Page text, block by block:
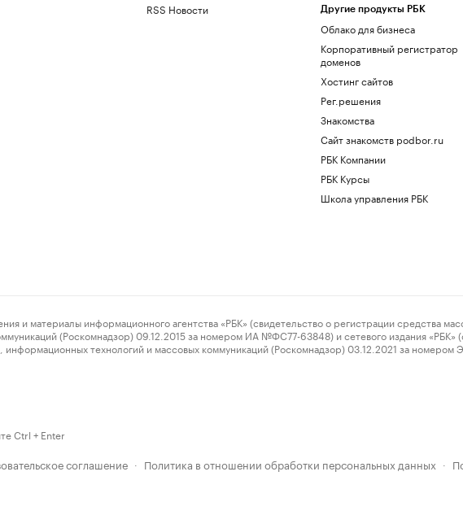
RSS Новости Другие продукты РБК
Облако для бизнеса
Корпоративный регистратор
доменов
Хостинг сайтов
Рег.решения
Знакомства
Сайт знакомств podbor.ru
РБК Компании
РБК Курсы
Школа управления РБК
информационного агентства «РБК» (свидетельство о регистрации средства
(Роскомнадзор) 09.12.2015 за номером ИА №ФС77-63848) и сетевого издания «РБК»
технологий и массовых коммуникаций (Роскомнадзор) 03.12.2021 за
Ctrl + Enter
соглашение · Политика в отношении обработки персональных данных ·